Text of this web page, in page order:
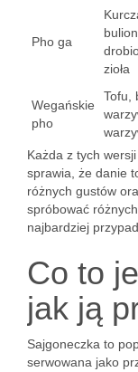
Pho ga
bulion
zioła
Wegańskie
pho
Tofu,
Każda z tych
sprawia, że danie
różnych gustów
spróbować
najbardziej
Co to
jak ją
Sajgoneczka to
serwowana jako